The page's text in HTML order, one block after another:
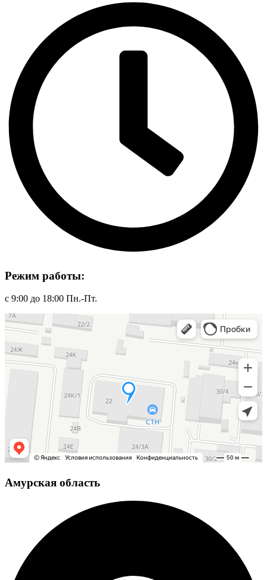
Режим работы:
с 9:00 до 18:00 Пн.-Пт.
Амурская область